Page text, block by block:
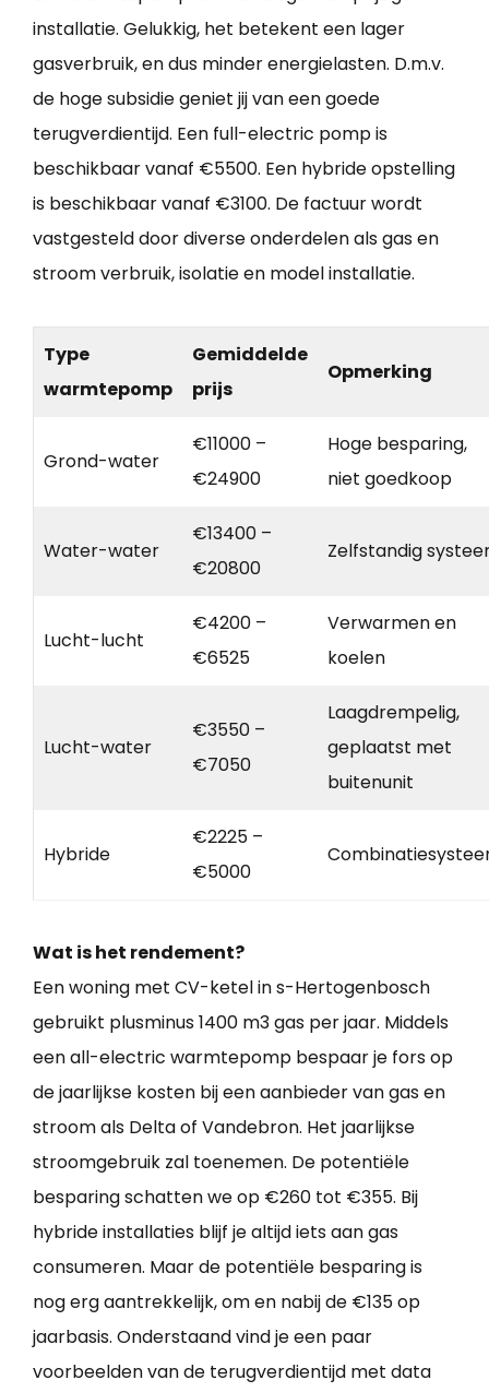
installatie. Gelukkig, het betekent een lager
gasverbruik, en dus minder energielasten. D.m.v.
de hoge subsidie geniet jij van een goede
terugverdientijd. Een full-electric pomp is
beschikbaar vanaf €5500. Een hybride opstelling
is beschikbaar vanaf €3100. De factuur wordt
vastgesteld door diverse onderdelen als gas en
stroom verbruik, isolatie en model installatie.
Type
warmtepomp
Gemiddelde
prijs
Opmerking
Grond-water
€11000 –
€24900
Hoge besparing,
niet goedkoop
Water-water
€13400 –
€20800
Zelfstandig
Lucht-lucht
€4200 –
€6525
Verwarmen en
koelen
Lucht-water
€3550 –
€7050
Laagdrempelig,
geplaatst met
buitenunit
Hybride
€2225 –
€5000
Wat is het rendement?
Een woning met CV-ketel in s-Hertogenbosch
gebruikt plusminus 1400 m3 gas per jaar. Middels
een all-electric warmtepomp bespaar je fors op
de jaarlijkse kosten bij een aanbieder van gas en
stroom als Delta of Vandebron. Het jaarlijkse
stroomgebruik zal toenemen. De potentiële
besparing schatten we op €260 tot €355. Bij
hybride installaties blijf je altijd iets aan gas
consumeren. Maar de potentiële besparing is
nog erg aantrekkelijk, om en nabij de €135 op
jaarbasis. Onderstaand vind je een paar
voorbeelden van de terugverdientijd met data